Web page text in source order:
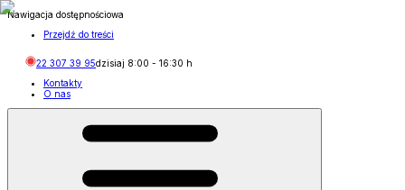
Nawigacja dostępnościowa
Przejdź do treści
22 307 39 95dzisiaj 8:00 - 16:30 h
Kontakty
O nas